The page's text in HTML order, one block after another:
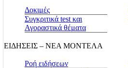
Δοκιμές
Συγκριτικά test και
Αγοραστικά θέματα
ΕΙΔΗΣΕΙΣ – ΝΕΑ ΜΟΝΤΕΛΑ
Ροή ειδήσεων